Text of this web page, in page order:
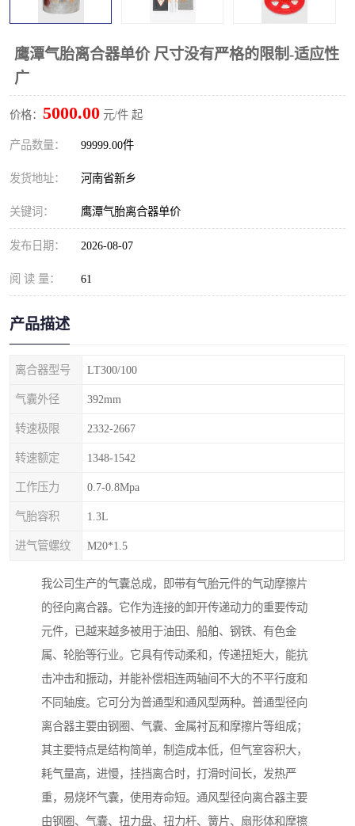
鹰潭气胎离合器单价 尺寸没有严格的限制-适应性
广
价格： 5000.00 元/件 起
产品数量： 99999.00件
发货地址： 河南省新乡
关键词： 鹰潭气胎离合器单价
发布日期： 2026-08-07
阅 读 量： 61
产品描述
离合器型号 LT300/100
气囊外径 392mm
转速极限 2332-2667
转速额定 1348-1542
工作压力 0.7-0.8Mpa
气胎容积 1.3L
进气管螺纹 M20*1.5
我公司生产的气囊总成，即带有气胎元件的气动摩擦片
的径向离合器。它作为连接的卸开传递动力的重要传动
元件，已越来越多被用于油田、船舶、钢铁、有色金
属、轮胎等行业。它具有传动柔和，传递扭矩大，能抗
击冲击和振动，并能补偿相连两轴间不大的不平行度和
不同轴度。它可分为普通型和通风型两种。普通型径向
离合器主要由钢圈、气囊、金属衬瓦和摩擦片等组成；
其主要特点是结构简单，制造成本低，但气室容积大，
耗气量高，进慢，挂挡离合时，打滑时间长，发热严
重，易烧坏气囊，使用寿命短。通风型径向离合器主要
由钢圈、气囊、扭力盘、扭力杆、簧片、扇形体和摩擦